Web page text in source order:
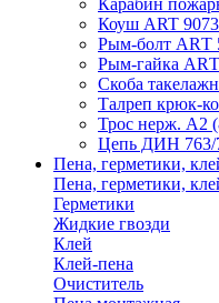
Карабин
Коуш ART 9073
Рым-болт АRТ
Рым-гайка
Скоба
Талреп крюк-
Трос нерж. А2
Цепь ДИН 763/
Пена, герметики,
Пена, герметики,
Герметики
Жидкие гвозди
Клей
Клей-пена
Очиститель